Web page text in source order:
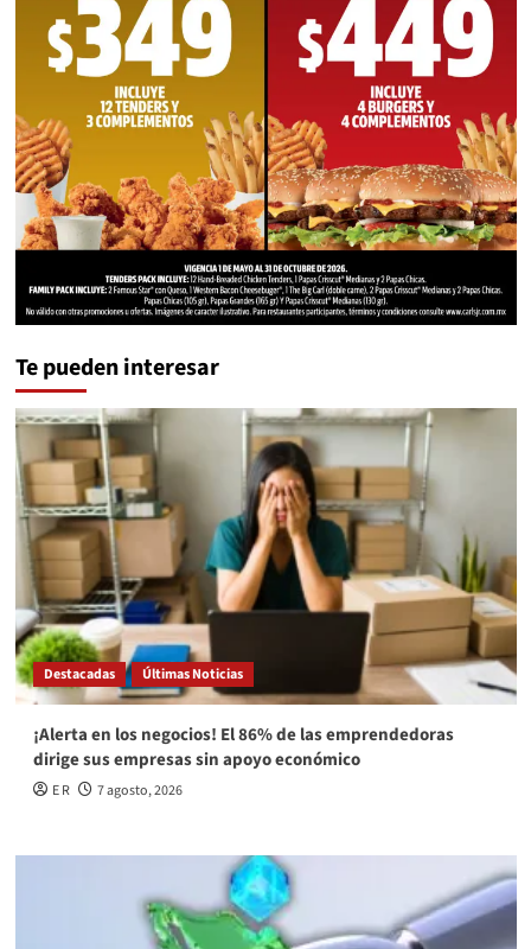
Te pueden interesar
Destacadas Últimas Noticias
¡Alerta en los negocios! El 86% de las emprendedoras
dirige sus empresas sin apoyo económico
E R 7 agosto, 2026